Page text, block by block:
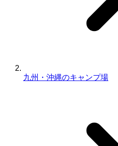
九州・沖縄のキャンプ場